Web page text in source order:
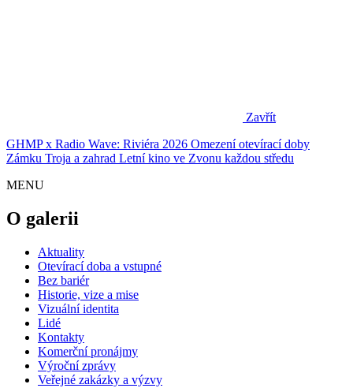
Zavřít
GHMP x Radio Wave: Riviéra 2026 Omezení otevírací doby
Zámku Troja a zahrad Letní kino ve Zvonu každou středu
MENU
O galerii
Aktuality
Otevírací doba a vstupné
Bez bariér
Historie, vize a mise
Vizuální identita
Lidé
Kontakty
Komerční pronájmy
Výroční zprávy
Veřejné zakázky a výzvy